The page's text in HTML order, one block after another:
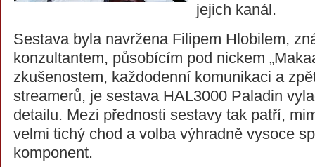
jejich kanál.
Sestava byla navržena Filipem Hlobilem,
konzultantem, působícím pod nickem
zkušenostem, každodenní komunikaci a
streamerů, je sestava HAL3000 Paladin
detailu. Mezi přednosti sestavy tak patří,
velmi tichý chod a volba výhradně vysoce
komponent.